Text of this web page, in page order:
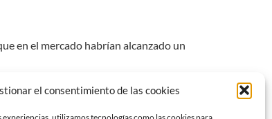
el consentimiento de las cookies
en el mercado habrían alcanzado un